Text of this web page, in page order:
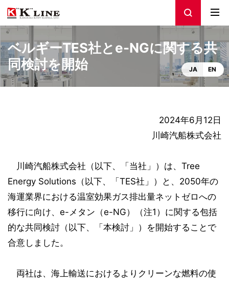
ベルギーTES社とe-NGに関する共
同検討を開始
JA EN
2024年6月12日
川崎汽船株式会社
川崎汽船株式会社（以下、「当社」）は、Tree
Energy Solutions（以下、「TES社」）と、2050年の
海運業界における温室効果ガス排出量ネットゼロへの
移行に向け、e-メタン（e-NG）（注1）に関する包括
的な共同検討（以下、「本検討」）を開始することで
合意しました。
両社は、海上輸送におけるよりクリーンな燃料の使